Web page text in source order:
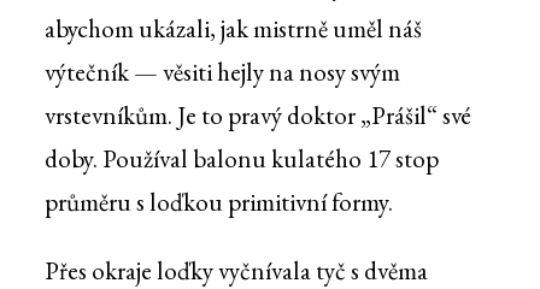
abychom ukázali, jak mistrně uměl náš
výtečník — věsiti hejly na nosy svým
vrstevníkům. Je to pravý doktor „Prášil“ své
doby. Používal balonu kulatého 17 stop
průměru s loďkou primitivní formy.
Přes okraje loďky vyčnívala tyč s dvěma